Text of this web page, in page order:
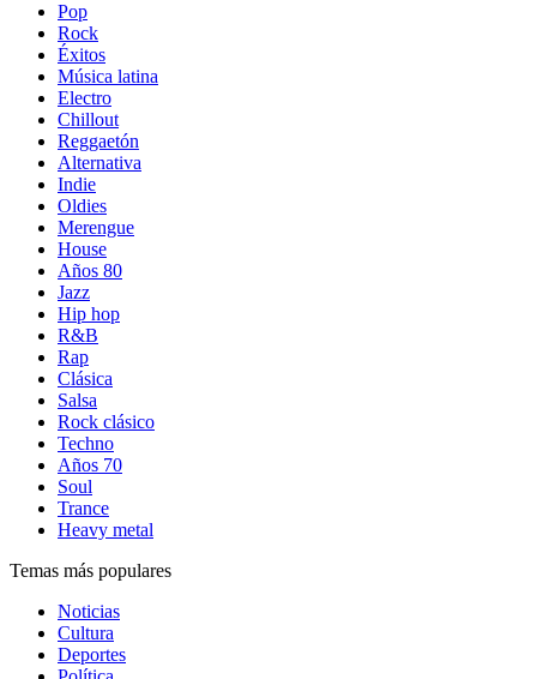
Pop
Rock
Éxitos
Música latina
Electro
Chillout
Reggaetón
Alternativa
Indie
Oldies
Merengue
House
Años 80
Jazz
Hip hop
R&B
Rap
Clásica
Salsa
Rock clásico
Techno
Años 70
Soul
Trance
Heavy metal
Temas más populares
Noticias
Cultura
Deportes